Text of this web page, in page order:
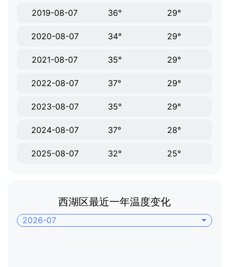
2019-08-07 36° 29°
2020-08-07 34° 29°
2021-08-07 35° 29°
2022-08-07 37° 29°
2023-08-07 35° 29°
2024-08-07 37° 28°
2025-08-07 32° 25°
西湖区最近一年温度变化
2026-07